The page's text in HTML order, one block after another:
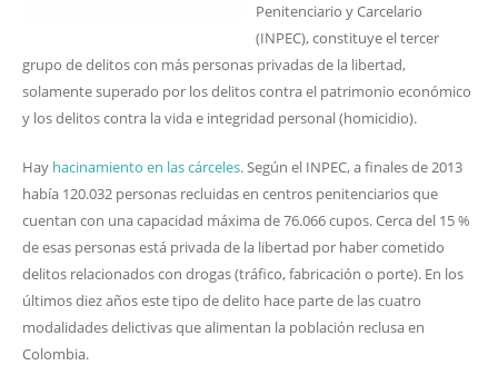
Penitenciario y Carcelario
(INPEC), constituye el tercer
grupo de delitos con más personas privadas de la libertad,
solamente superado por los delitos contra el patrimonio económico
y los delitos contra la vida e integridad personal (homicidio).
Hay hacinamiento en las cárceles. Según el INPEC, a finales de 2013
había 120.032 personas recluidas en centros penitenciarios que
cuentan con una capacidad máxima de 76.066 cupos. Cerca del 15 %
de esas personas está privada de la libertad por haber cometido
delitos relacionados con drogas (tráfico, fabricación o porte). En los
últimos diez años este tipo de delito hace parte de las cuatro
modalidades delictivas que alimentan la población reclusa en
Colombia.